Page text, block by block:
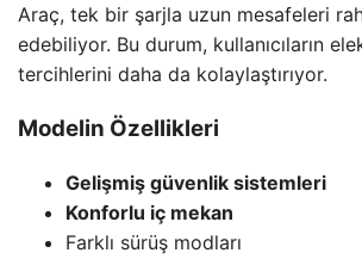
Araç, tek bir şarjla uzun mesafeleri
edebiliyor. Bu durum, kullanıcıların
tercihlerini daha da kolaylaştırıyor.
Modelin Özellikleri
Gelişmiş güvenlik sistemleri
Konforlu iç mekan
Farklı sürüş modları